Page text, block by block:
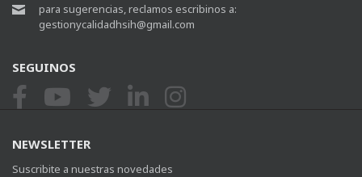
para sugerencias, reclamos escribinos a:
gestionycalidadhsih@gmail.com
SEGUINOS
NEWSLETTER
Suscribite a nuestras novedades